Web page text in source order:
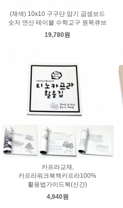
(채색) 10x10 구구단 암기 곱셈보드
숫자 연산 테이블 수학교구 원목큐브
19,780원
카프라교재,
카프라워크북책카프라100%
활용법가이드북(신간)
4,940원